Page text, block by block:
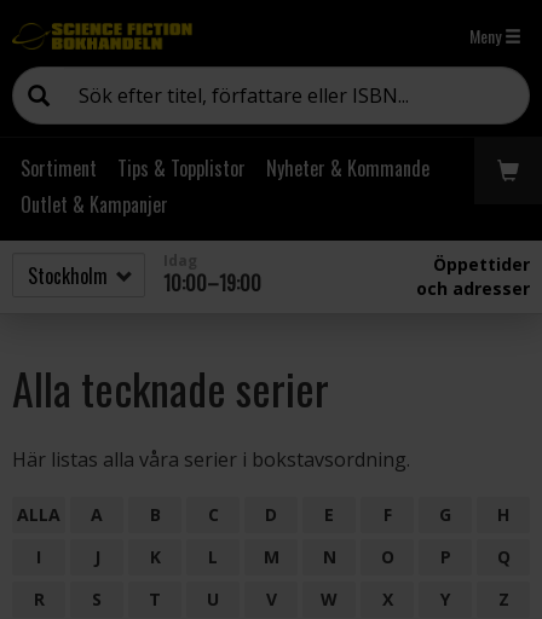
Meny
Sortiment Tips & Topplistor
Nyheter & Kommande
Outlet & Kampanjer
10:00–19:00
Öppettider
och adresser
Alla tecknade serier
Här listas alla våra serier i bokstavsordning.
ALLA A B C D E F G
H
I
J K L M N O P
Q
R
S T U V W X Y
Z